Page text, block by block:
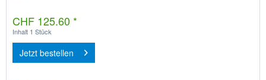
CHF 125.60 *
Inhalt 1 Stück
Jetzt bestellen